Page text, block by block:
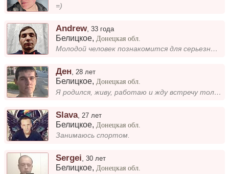
=)
Andrew ,33 года
Белицкое, Донецкая обл.
Молодой человек познакомится для серьезных отношений.
Ден,28 лет
Белицкое,Донецкая обл.
Я родился, живу, работаю и жду встречу только девушку.
Slava, 27 лет
Белицкое, Донецкая обл.
Занимаюсь спортом.
Sergei ,30 лет
Белицкое, Донецкая обл.